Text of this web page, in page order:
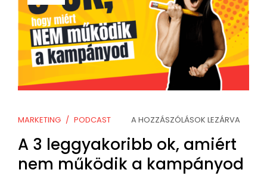
MARKETING PODCAST A HOZZÁSZÓLÁSOK LEZÁRVA
A 3 leggyakoribb ok, amiért
nem működik a kampányod